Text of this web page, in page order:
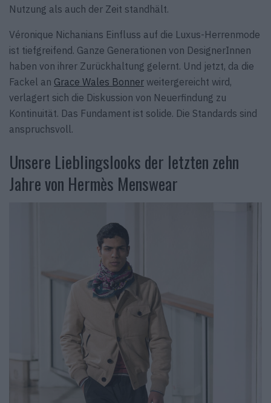
Nutzung als auch der Zeit standhält.
Véronique Nichanians Einfluss auf die Luxus-Herrenmode
ist tiefgreifend. Ganze Generationen von DesignerInnen
haben von ihrer Zurückhaltung gelernt. Und jetzt, da die
Fackel an Grace Wales Bonner weitergereicht wird,
verlagert sich die Diskussion von Neuerfindung zu
Kontinuität. Das Fundament ist solide. Die Standards sind
anspruchsvoll.
Unsere Lieblingslooks der letzten zehn
Jahre von Hermès Menswear